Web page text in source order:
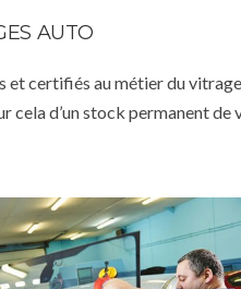
AUTO
et certifiés au métier du
cela d’un stock permanent